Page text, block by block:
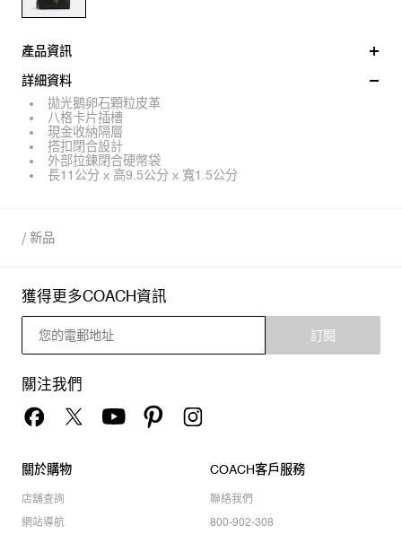
產品資訊
詳細資料
拋光鵝卵石顆粒皮革
八格卡片插槽
現金收納隔層
搭扣閉合設計
外部拉鍊閉合硬幣袋
長11公分 x 高9.5公分 x 寬1.5公分
/ 新品
獲得更多COACH資訊
訂閱
關注我們
關於購物
店舖查詢
網站導航
COACH客戶服務
聯絡我們
800-902-308